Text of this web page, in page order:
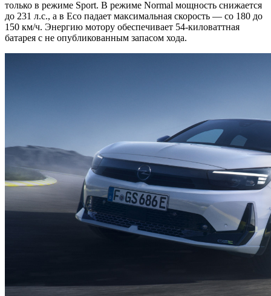
только в режиме Sport. В режиме Normal мощность снижается
до 231 л.с., а в Eco падает максимальная скорость — со 180 до
150 км/ч. Энергию мотору обеспечивает 54-киловаттная
батарея с не опубликованным запасом хода.